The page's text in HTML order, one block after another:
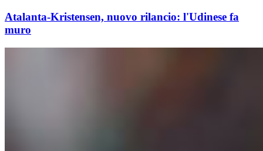
Atalanta-Kristensen, nuovo rilancio: l'Udinese fa
muro